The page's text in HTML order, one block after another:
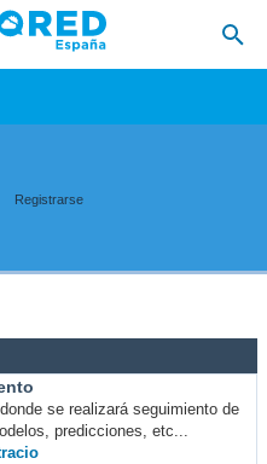
Registrarse
se realizará seguimiento de
predicciones, etc...